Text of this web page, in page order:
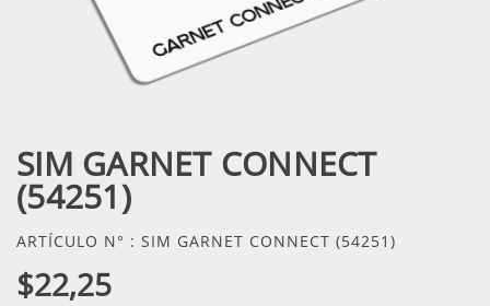
SIM GARNET CONNECT
(54251)
ARTÍCULO N° : SIM GARNET CONNECT (54251)
$22,25